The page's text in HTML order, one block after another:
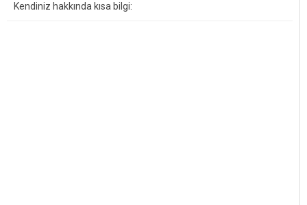
Kendiniz hakkında kısa bilgi: